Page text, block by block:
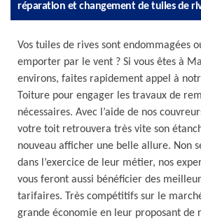
réparation et changement de tuiles de
Vos tuiles de rives sont endommagées
emporter par le vent ? Si vous êtes à
environs, faites rapidement appel à
Toiture pour engager les travaux de
nécessaires. Avec l’aide de nos
votre toit retrouvera très vite son
nouveau afficher une belle allure. Non
dans l’exercice de leur métier, nos
vous feront aussi bénéficier des
tarifaires. Très compétitifs sur le
grande économie en leur proposant de